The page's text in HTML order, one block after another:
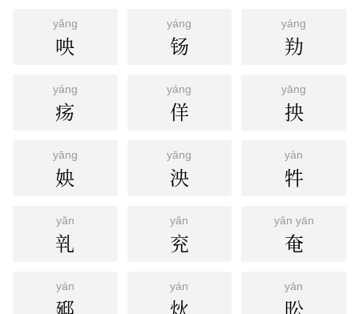
yǎng
咉
yáng
钖
yáng
劷
yáng
疡
yáng
佯
yāng
抰
yāng
姎
yāng
泱
yàn
牪
yǎn
乵
yǎn
兖
yǎn yān
奄
yán yán yán